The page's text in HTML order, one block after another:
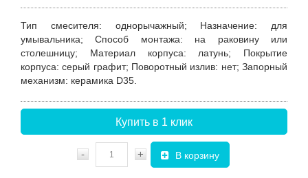
Тип смесителя: однорычажный; Назначение: для
умывальника;Способ монтажа: на раковину или
столешницу; Материал корпуса: латунь; Покрытие
корпуса: серый графит; Поворотный излив: нет;Запорный
механизм: керамика D35.
Купить в 1 клик
- + В корзину